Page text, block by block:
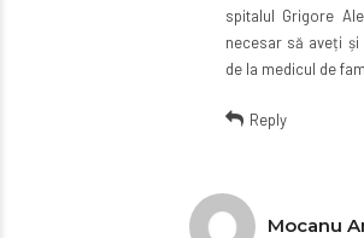
spitalul Grigore
necesar să aveți
de la medicul de
Reply
Mocanu